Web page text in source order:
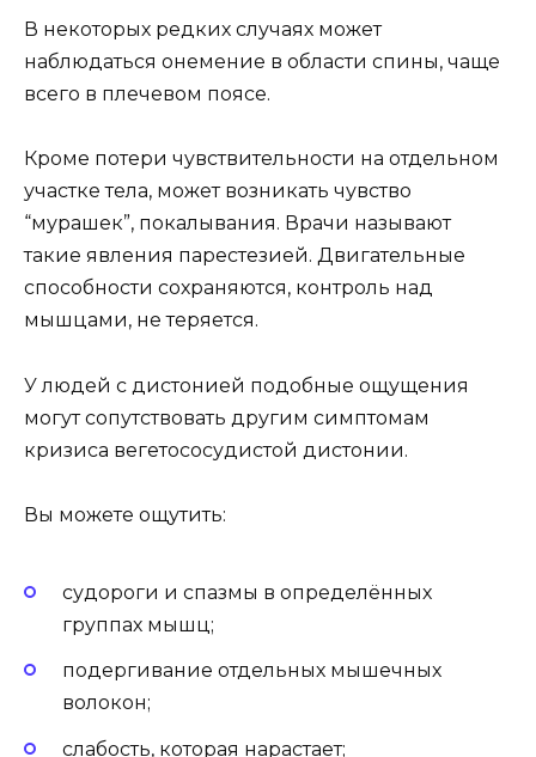
В некоторых редких случаях может
наблюдаться онемение в области спины, чаще
всего в плечевом поясе.
Кроме потери чувствительности на отдельном
участке тела, может возникать чувство
“мурашек”, покалывания. Врачи называют
такие явления парестезией. Двигательные
способности сохраняются, контроль над
мышцами, не теряется.
У людей с дистонией подобные ощущения
могут сопутствовать другим симптомам
кризиса вегетососудистой дистонии.
Вы можете ощутить:
судороги и спазмы в определённых
группах мышц;
подергивание отдельных мышечных
волокон;
слабость, которая нарастает;